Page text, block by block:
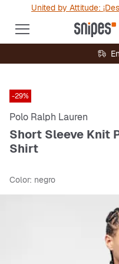
United by Attitude:
-29%
Polo Ralph Lauren
Short Sleeve Knit
Shirt
Color: negro